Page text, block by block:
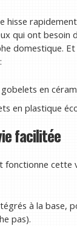
hisse
qui ont besoin
domestique.
en
en plastique
facilitée
fonctionne cette
à la base,
pas).